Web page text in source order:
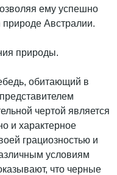
ему успешно
Австралии.
обитающий в
чертой является
и характерное
грациозностью и
условиям
что черные